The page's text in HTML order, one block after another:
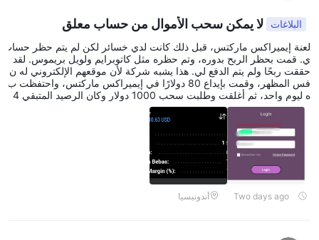
البلاغات لا يمكن سحب الأموال من حساب معلق
لعنة إيميراكس ماركتس، قبل ذلك كانت لدي خسائر لكن لم يتم حظر حساب
ي. قمت بحظر الربح بدوره، وتم حظره مثل كاتوبرايم ولويل بريموس. لقد
حققت ربحًا ولم يتم الدفع لي. هذا يشبه شركة لأن موقعهم الإلكتروني له ن
فس المظهر، وقمت بإيداع 80 دولارًا في إيميراكس ماركتس، واحتفظت ب
ه ليوم واحد، ثم أغلقت وطلبت سحب 1000 دولار وكان الرصيد المتبقي 4
00 دولار. مرت بضعة أيام دون تسجيل الدخول، واتضح أنني أردت تسجيل ا
لدخول مرة أخرى، وتم تعليق حسابي مع كل أموالي.
Two days ago أندونيسيا